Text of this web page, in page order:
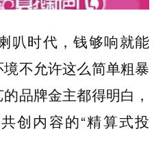
叭时代，钱够响就能
不允许这么简单粗暴
品牌金主都得明白，
创内容的“精算式投